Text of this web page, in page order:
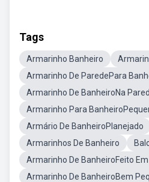
Tags
Armarinho Banheiro
Armarinho De ParedePara
Armarinho De BanheiroNa
Armarinho Para
Armário De BanheiroPlanejado
Armarinhos De Banheiro
Armarinho De BanheiroFeito Em
Armarinho De BanheiroBem